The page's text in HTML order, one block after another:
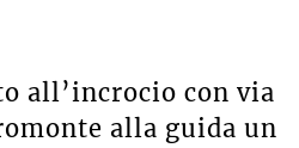
all’incrocio con via
alla guida un